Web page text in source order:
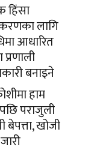
हिंसा
लागि
आधारित
प्रणाली
बनाइने
हाम
पराजुली
बेपत्ता, खोजी